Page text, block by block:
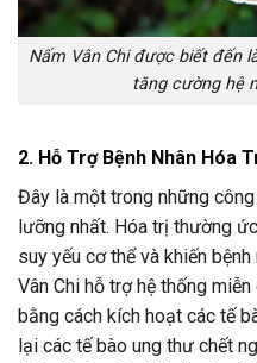
Nấm Vân Chi được biết đến
tăng cường hệ
2. Hỗ Trợ Bệnh Nhân Hóa
Đây là một trong những
lưỡng nhất. Hóa trị thường
suy yếu cơ thể và khiến
Vân Chi hỗ trợ hệ thống
bằng cách kích hoạt các tế
lại các tế bào ung thư chết